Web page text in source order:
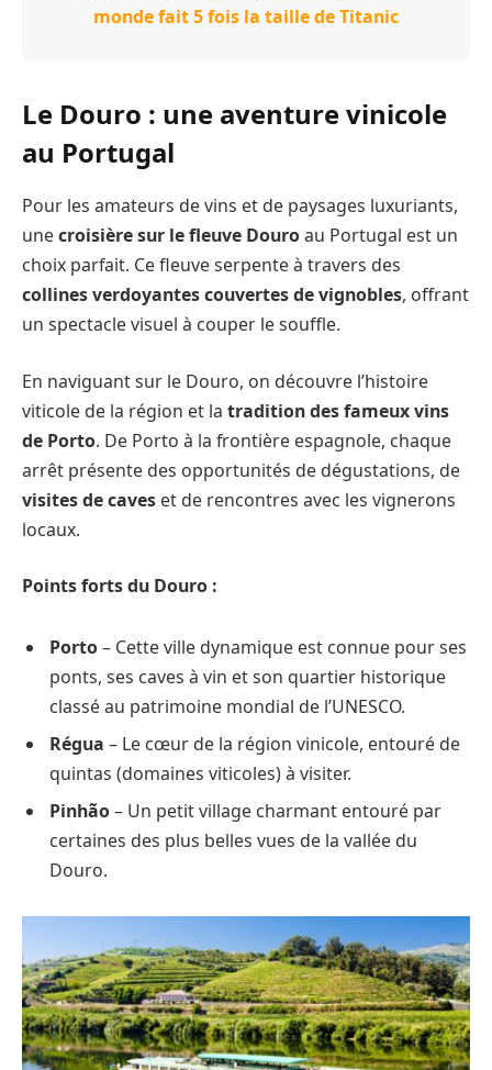
monde fait 5 fois la taille de Titanic
Le Douro : une aventure vinicole
au Portugal
Pour les amateurs de vins et de paysages luxuriants,
unecroisière sur le fleuve Douroau Portugal est un
choix parfait. Ce fleuve serpente à travers des
collines verdoyantes couvertes de vignobles, offrant
un spectacle visuel à couper le souffle.
En naviguant sur le Douro, on découvre l’histoire
viticole de la région et la tradition des fameux vins
de Porto. De Porto à la frontière espagnole, chaque
arrêt présente des opportunités de dégustations, de
visites de caves et de rencontres avec les vignerons
locaux.
Points forts du Douro :
Porto– Cette ville dynamique est connue pour ses
ponts, ses caves à vin et son quartier historique
classé au patrimoine mondial de l’UNESCO.
Régua – Le cœur de la région vinicole, entouré de
quintas (domaines viticoles) à visiter.
Pinhão– Un petit village charmant entouré par
certaines des plus belles vues de la vallée du
Douro.